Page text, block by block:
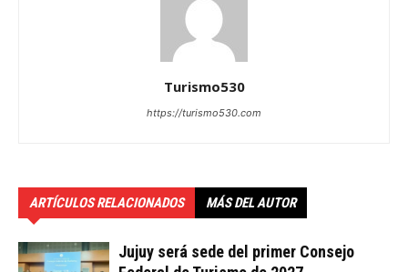
Turismo530
https://turismo530.com
ARTÍCULOS RELACIONADOS MÁS DEL AUTOR
Jujuy será sede del primer Consejo